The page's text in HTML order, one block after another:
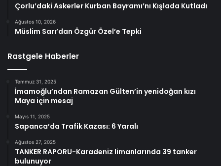
Çorlu’daki Askerler Kurban Bayramı’nı Kışlada Kutladı
Ağustos 10, 2026
Müslim Sarı’dan Özgür Özel’e Tepki
Rastgele Haberler
Temmuz 31, 2025
İmamoğlu’ndan Ramazan Gülten’in yenidoğan kızı
Maya için mesaj
Mayıs 11, 2025
Sapanca’da Trafik Kazası: 6 Yaralı
Ağustos 27, 2025
TANKER RAPORU-Karadeniz limanlarında 39 tanker
bulunuyor